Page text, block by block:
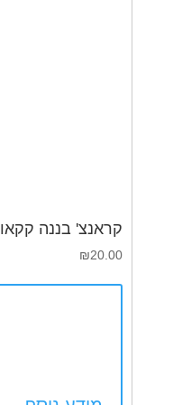
קראנצ' בננה קקאו
₪20.00